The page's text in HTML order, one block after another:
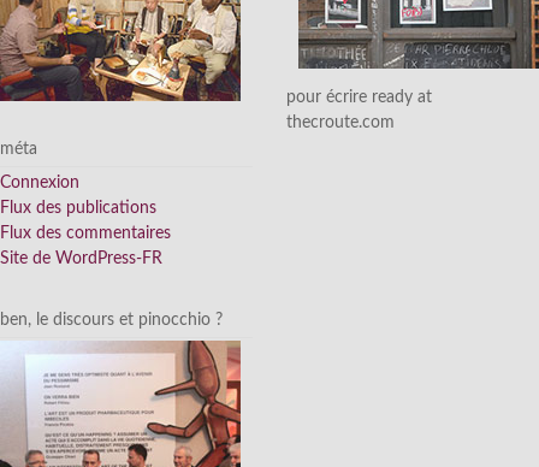
méta
Connexion
Flux des publications
Flux des commentaires
Site de WordPress-FR
ben, le discours et pinocchio ?
pour écrire ready at
thecroute.com